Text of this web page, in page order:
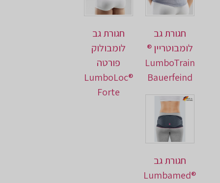
חגורת גב
לומבוטריין ®
LumboTrain
Bauerfeind
חגורת גב
לומבולוק
פורטה
LumboLoc®
Forte
חגורת גב
Lumbamed®